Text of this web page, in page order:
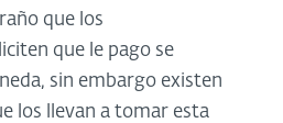
que los
que le pago se
sin embargo existen
los llevan a tomar esta